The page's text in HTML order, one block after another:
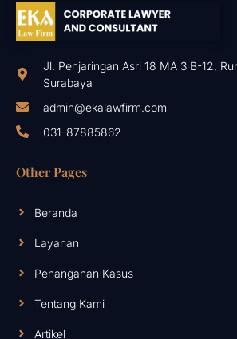
Jl. Penjaringan Asri 18 MA 3 B-12,
Surabaya
admin@ekalawfirm.com
031-87885862
Other Pages
Beranda
Layanan
Penanganan Kasus
Tentang Kami
Artikel